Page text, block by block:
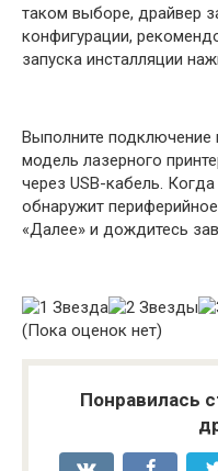
таком выборе, драйвер
конфигурации,
запуска инсталляции
Выполните подключение
модель лазерного
через USB-кабель.
обнаружит
«Далее» и дождитесь
(Пока оценок нет)
Понравилась